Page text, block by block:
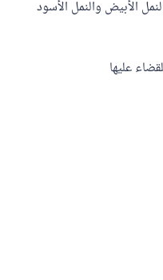
الأبيض والنمل الأسود
عليها